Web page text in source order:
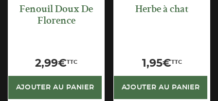
Fenouil Doux De
Florence
2,99€TTC
AJOUTER AU PANIER
Herbe à chat
1,95€TTC
AJOUTER AU PANIER